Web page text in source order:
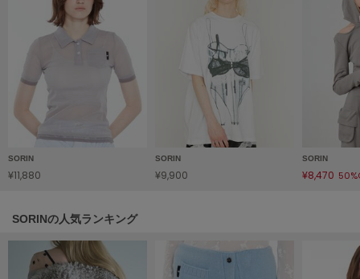
le coq sportif
ルコックスポルティフ
LeSportsac
レスポートサック
LILY BROWN
リリーブラウン
LILY BROWN Lingerie
リリーブラウンランジェリー
LITTLE UNION TOKYO
リトルユニオン トウキョウ
SORIN
¥11,880
SORIN
¥9,900
SORIN
¥8,470
SORINの人気ランキング